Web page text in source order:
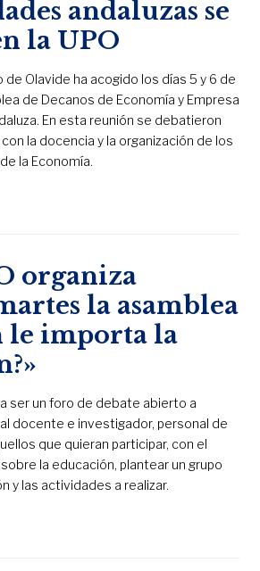
andaluzas se
la UPO
de Olavide ha acogido los días 5 y 6 de
de Decanos de Economía y Empresa
En esta reunión se debatieron
la docencia y la organización de los
la Economía.
organiza
la asamblea
le importa la
ser un foro de debate abierto a
docente e investigador, personal de
que quieran participar, con el
la educación, plantear un grupo
y las actividades a realizar.